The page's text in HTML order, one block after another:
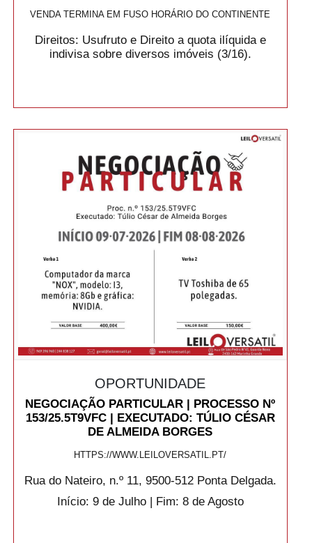
VENDA TERMINA EM FUSO HORÁRIO DO CONTINENTE
Direitos: Usufruto e Direito a quota ilíquida e
indivisa sobre diversos imóveis (3/16).
OPORTUNIDADE
NEGOCIAÇÃO PARTICULAR | PROCESSO Nº
153/25.5T9VFC | EXECUTADO: TÚLIO CÉSAR
DE ALMEIDA BORGES
HTTPS://WWW.LEILOVERSATIL.PT/
Rua do Nateiro, n.º 11, 9500-512 Ponta Delgada.
Início: 9 de Julho | Fim: 8 de Agosto